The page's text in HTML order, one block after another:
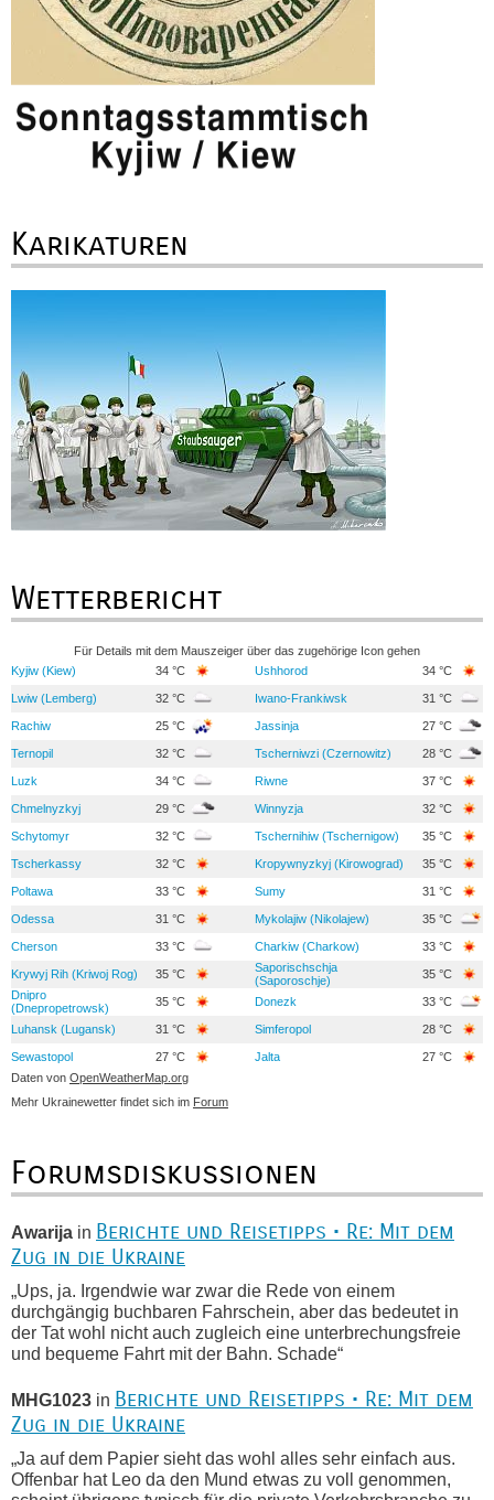
Karikaturen
Wetterbericht
Für Details mit dem Mauszeiger über das zugehörige Icon gehen
Kyjiw (Kiew)
34 °C Ushhorod 34 °C
Lwiw (Lemberg) 32 °C Iwano-Frankiwsk 31 °C
Rachiw 25 °C Jassinja 27 °C
Ternopil 32 °C Tscherniwzi (Czernowitz) 28 °C
Luzk 34 °C Riwne 37 °C
Chmelnyzkyj 29 °C Winnyzja 32 °C
Schytomyr 32 °C Tschernihiw (Tschernigow) 35 °C
Tscherkassy 32 °C Kropywnyzkyj (Kirowograd) 35 °C
Poltawa 33 °C Sumy 31 °C
Odessa 31 °C Mykolajiw (Nikolajew) 35 °C
Cherson 33 °C Charkiw (Charkow) 33 °C
Krywyj Rih (Kriwoj Rog) 35 °C
Saporischschja
(Saporoschje)
35 °C
Dnipro
(Dnepropetrowsk)
35 °C Donezk 33 °C
Luhansk (Lugansk) 31 °C Simferopol 28 °C
Sewastopol 27 °C Jalta
27 °C
Daten von OpenWeatherMap.org
Mehr Ukrainewetter findet sich im Forum
Forumsdiskussionen
Awarija in Berichte und Reisetipps • Re: Mit dem
Zug in die Ukraine
„Ups, ja. Irgendwie war zwar die Rede von einem
durchgängig buchbaren Fahrschein, aber das bedeutet in
der Tat wohl nicht auch zugleich eine unterbrechungsfreie
und bequeme Fahrt mit der Bahn. Schade“
MHG1023 in Berichte und Reisetipps • Re: Mit dem
Zug in die Ukraine
„Ja auf dem Papier sieht das wohl alles sehr einfach aus.
Offenbar hat Leo da den Mund etwas zu voll genommen,